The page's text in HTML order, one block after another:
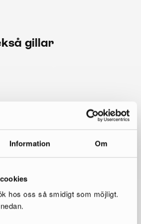
Information Om
hos oss så smidigt som möjligt.
gillar